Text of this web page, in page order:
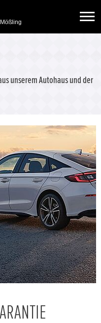
unserem Autohaus und der